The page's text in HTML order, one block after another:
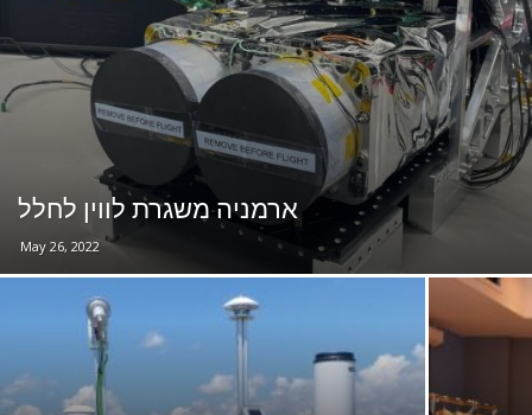
ארמניה משגרת לווין לחלל
May 26, 2022